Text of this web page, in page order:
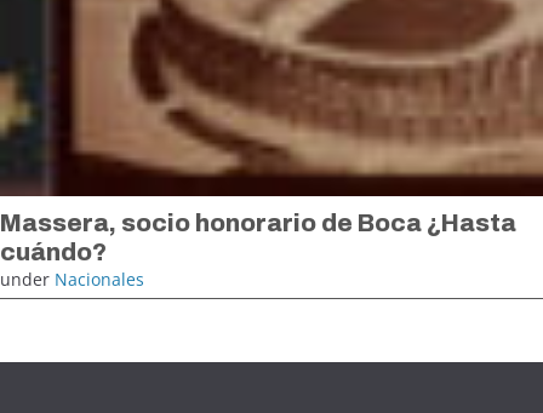
Massera, socio honorario de Boca ¿Hasta
cuándo?
under Nacionales